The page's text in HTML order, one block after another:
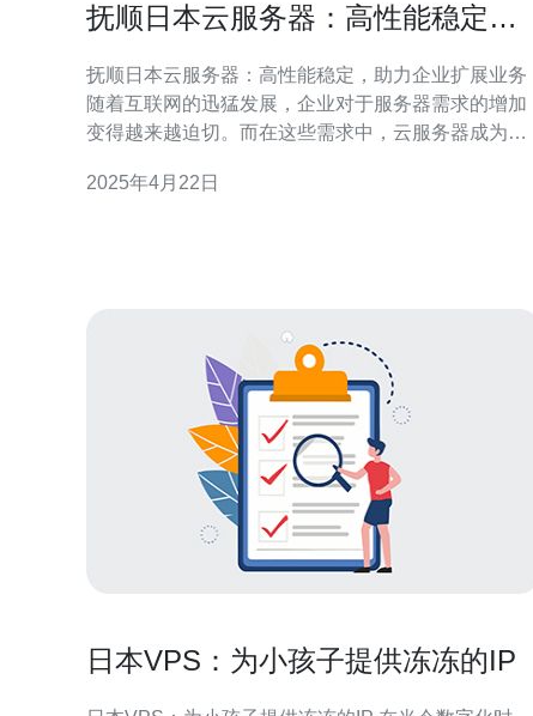
抚顺日本云服务器：高性能稳定，
抚顺日本云服务器：高性能稳定，助力企业扩展业务
随着互联网的迅猛发展，企业对于服务器需求的增加
变得越来越迫切。而在这些需求中，云服务器成为了
稳定的特点，成为众多企业的首选之一。 抚顺日本云
2025年4月22日
日本VPS：为小孩子提供冻冻的IP